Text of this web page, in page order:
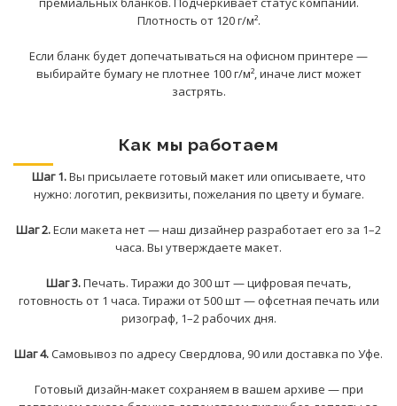
Плотность от 120 г/м².
Если бланк будет допечатываться на офисном принтере —
выбирайте бумагу не плотнее 100 г/м², иначе лист может
застрять.
Как мы работаем
Шаг 1.Вы присылаете готовый макет или описываете, что
нужно: логотип, реквизиты, пожелания по цвету и бумаге.
Шаг 2.Если макета нет — наш дизайнер разработает его за 1–2
часа. Вы утверждаете макет.
Шаг 3.Печать. Тиражи до 300 шт — цифровая печать,
готовность от 1 часа. Тиражи от 500 шт — офсетная печать или
ризограф, 1–2 рабочих дня.
Шаг 4.Самовывоз по адресу Свердлова, 90 или доставка по Уфе.
Готовый дизайн-макет сохраняем в вашем архиве — при